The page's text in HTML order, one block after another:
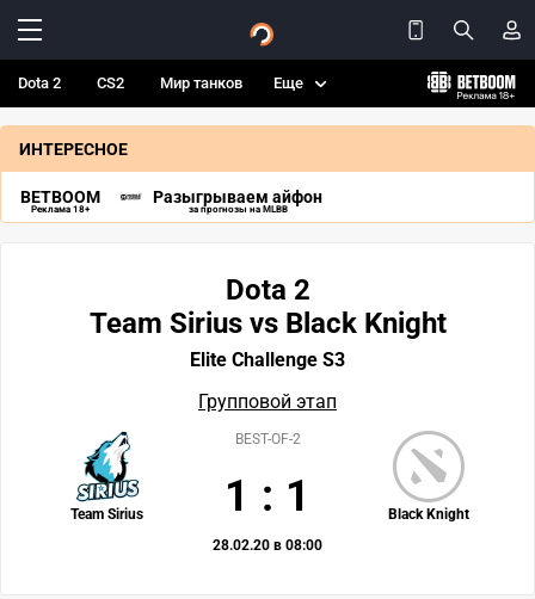
Dota 2 CS2 Мир танков Еще
ИНТЕРЕСНОЕ
BETBOOM
Реклама 18+
Разыгрываем айфон
за прогнозы на MLBB
Dota 2
Team Sirius vs Black Knight
Elite Challenge S3
Групповой этап
Team Sirius Black Knight
BEST-OF-2
1 : 1
28.02.20 в 08:00